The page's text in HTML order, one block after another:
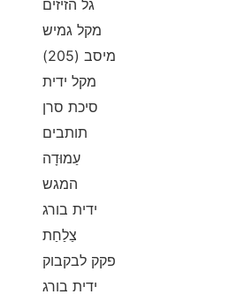
גל הזיזים
מקל גמיש
מיסב (205)
מקל ידית
סיכת סרן
תותבים
עַמוּדָה
המגש
ידית בורג
צַלַחַת
פקק לבקבוק
ידית בורג